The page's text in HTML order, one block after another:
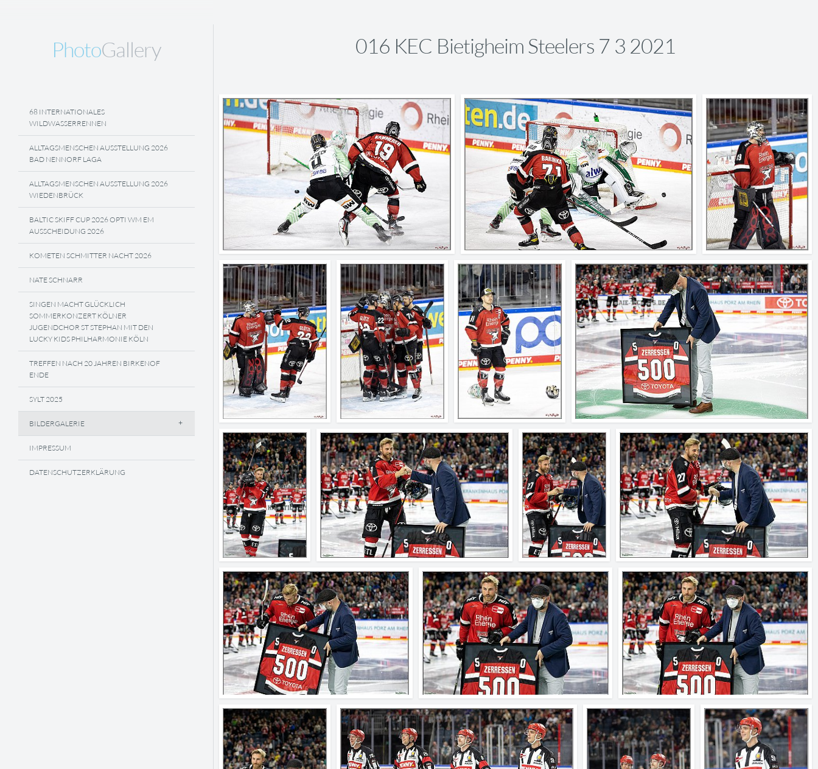
PhotoGallery
68 INTERNATIONALES
WILDWASSERRENNEN
ALLTAGSMENSCHEN AUSSTELLUNG 2026
BAD NENNORF LAGA
ALLTAGSMENSCHEN AUSSTELLUNG 2026
WIEDENBRÜCK
BALTIC SKIFF CUP 2026 OPTI WM EM
AUSSCHEIDUNG 2026
KOMETEN SCHMITTER NACHT 2026
NATE SCHNARR
SINGEN MACHT GLÜCKLICH
SOMMERKONZERT KÖLNER
JUGENDCHOR ST STEPHAN MIT DEN
LUCKY KIDS PHILHARMONIE KÖLN
TREFFEN NACH 20 JAHREN BIRKENOF
ENDE
SYLT 2025
BILDERGALERIE
IMPRESSUM
DATENSCHUTZERKLÄRUNG
016 KEC Bietigheim Steelers 7 3 2021